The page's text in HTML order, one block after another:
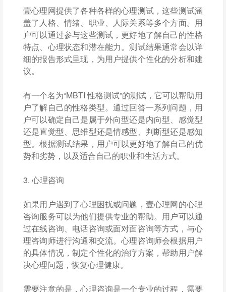
壹心理网提供了各种各样的心理测试，这些测试涵
盖了人格、情绪、职业、人际关系等多个方面。用
户可以通过参与这些测试，更好地了解自己的性格
特点、心理状态和潜在能力。测试结果通常会以详
细的报告形式呈现，为用户提供个性化的分析和建
议。
有一个名为“MBTI 性格测试”的测试，它可以帮助用
户了解自己的性格类型。通过回答一系列问题，用
户可以确定自己是属于外向型还是内向型、感觉型
还是直觉型、思维型还是情感型、判断型还是感知
型。根据测试结果，用户可以更好地了解自己的优
势和劣势，以及适合自己的职业和生活方式。
3. 心理咨询
如果用户遇到了心理困扰或问题，壹心理网的心理
咨询服务可以为他们提供专业的帮助。用户可以通
过在线咨询、电话咨询或面对面咨询等方式，与心
理咨询师进行沟通和交流。心理咨询师会根据用户
的具体情况，制定个性化的治疗方案，帮助用户解
决心理问题，恢复心理健康。
需要注意的是，心理咨询是一个专业的过程，需要